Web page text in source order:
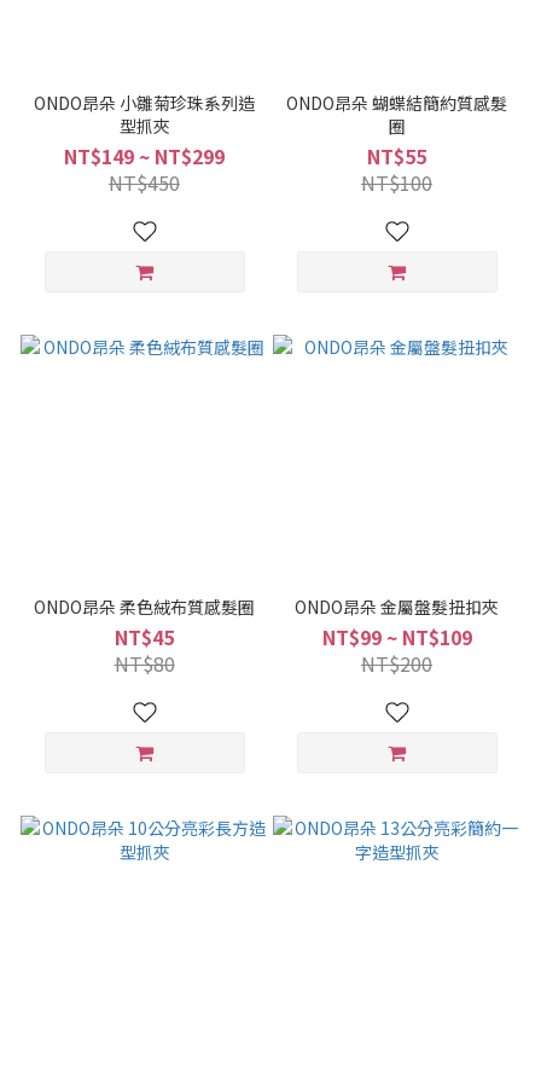
ONDO昂朵 小雛菊珍珠系列造
型抓夾
NT$149 ~ NT$299
NT$450
ONDO昂朵 蝴蝶結簡約質感髮
圈
NT$55
NT$100
ONDO昂朵 柔色絨布質感髮圈
NT$45
NT$80
ONDO昂朵 金屬盤髮扭扣夾
NT$99 ~ NT$109
NT$200